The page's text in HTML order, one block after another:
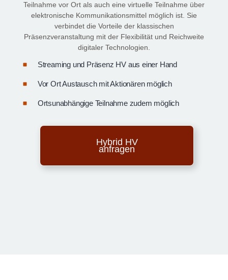
Teilnahme vor Ort als auch eine virtuelle Teilnahme über
elektronische Kommunikationsmittel möglich ist. Sie
verbindet die Vorteile der klassischen
Präsenzveranstaltung mit der Flexibilität und Reichweite
digitaler Technologien.
Streaming und Präsenz HV aus einer Hand
Vor Ort Austausch mit Aktionären möglich
Ortsunabhängige Teilnahme zudem möglich
Hybrid HV
anfragen